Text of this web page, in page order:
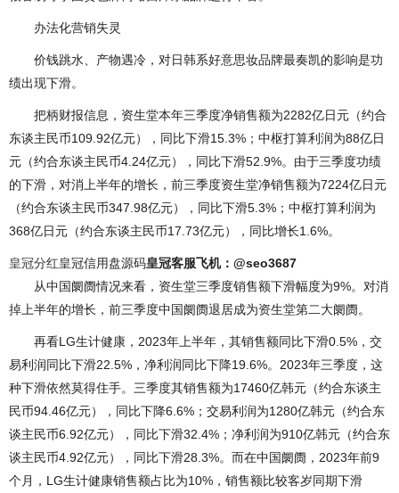
办法化营销失灵
价钱跳水、产物遇冷，对日韩系好意思妆品牌最奏凯的影响是功
绩出现下滑。
把柄财报信息，资生堂本年三季度净销售额为2282亿日元（约合
东谈主民币109.92亿元），同比下滑15.3%；中枢打算利润为88亿日
元（约合东谈主民币4.24亿元），同比下滑52.9%。由于三季度功绩
的下滑，对消上半年的增长，前三季度资生堂净销售额为7224亿日元
（约合东谈主民币347.98亿元），同比下滑5.3%；中枢打算利润为
368亿日元（约合东谈主民币17.73亿元），同比增长1.6%。
皇冠分红皇冠信用盘源码皇冠客服飞机：@seo3687
从中国阛阓情况来看，资生堂三季度销售额下滑幅度为9%。对消
掉上半年的增长，前三季度中国阛阓退居成为资生堂第二大阛阓。
再看LG生计健康，2023年上半年，其销售额同比下滑0.5%，交
易利润同比下滑22.5%，净利润同比下降19.6%。2023年三季度，这
种下滑依然莫得住手。三季度其销售额为17460亿韩元（约合东谈主
民币94.46亿元），同比下降6.6%；交易利润为1280亿韩元（约合东
谈主民币6.92亿元），同比下滑32.4%；净利润为910亿韩元（约合东
谈主民币4.92亿元），同比下滑28.3%。而在中国阛阓，2023年前9
个月，LG生计健康销售额占比为10%，销售额比较客岁同期下滑